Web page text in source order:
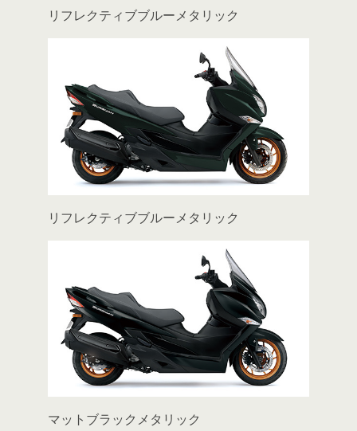
リフレクティブブルーメタリック
リフレクティブブルーメタリック
マットブラックメタリック